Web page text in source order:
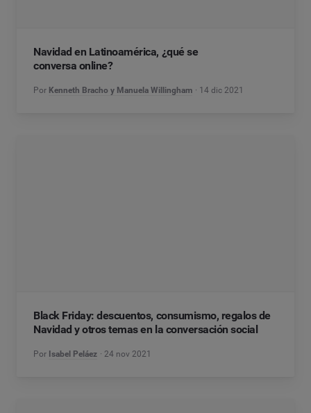
Navidad en Latinoamérica, ¿qué se
conversa online?
Por Kenneth Bracho y Manuela Willingham 14 dic 2021
Black Friday: descuentos, consumismo, regalos de
Navidad y otros temas en la conversación social
Por Isabel Peláez 24 nov 2021